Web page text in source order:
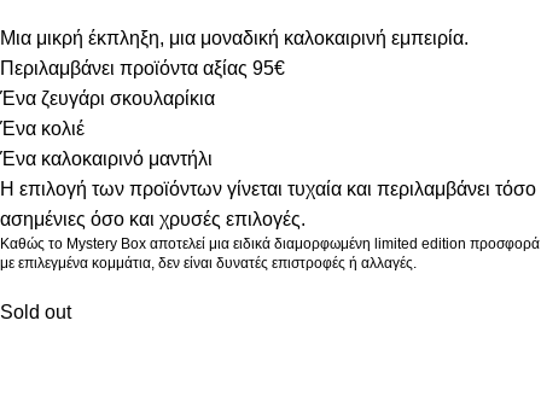
Μια μικρή έκπληξη, μια μοναδική καλοκαιρινή εμπειρία.
Περιλαμβάνει προϊόντα αξίας 95€
Ένα ζευγάρι σκουλαρίκια
Ένα κολιέ
Ένα καλοκαιρινό μαντήλι
Η επιλογή των προϊόντων γίνεται τυχαία και περιλαμβάνει τόσο
ασημένιες όσο και χρυσές επιλογές.
Καθώς το Mystery Box αποτελεί μια ειδικά διαμορφωμένη limited edition προσφορά
με επιλεγμένα κομμάτια, δεν είναι δυνατές επιστροφές ή αλλαγές.
Sold out